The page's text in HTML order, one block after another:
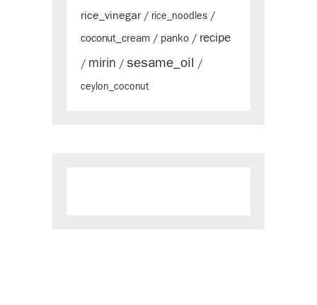
rice_vinegar/ rice_noodles /
coconut_cream / panko / recipe
/ mirin / sesame_oil /
ceylon_coconut